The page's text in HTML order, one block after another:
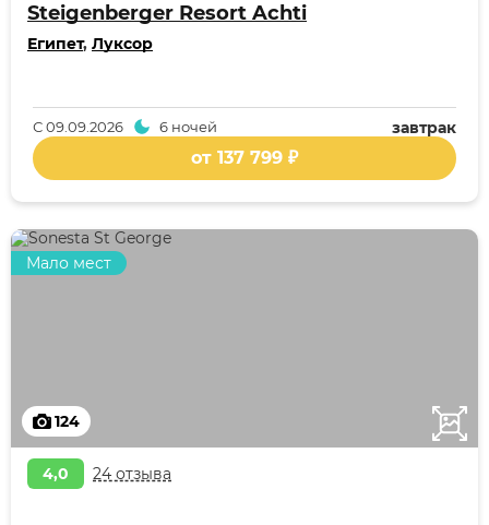
Steigenberger Resort Achti
Египет, Луксор
завтрак
С09.09.2026 6 ночей
от 137 799 ₽
124
Мало мест
4,0 24 отзыва